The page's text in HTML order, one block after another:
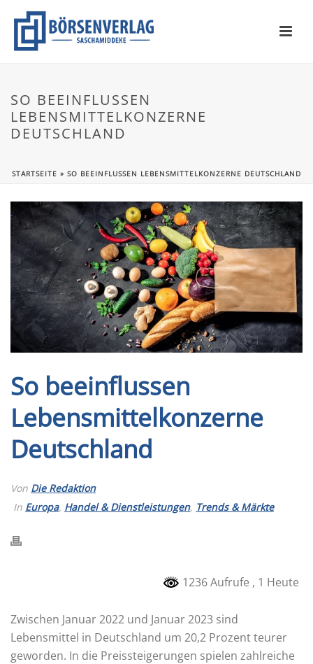
SO BEEINFLUSSEN
LEBENSMITTELKONZERNE
DEUTSCHLAND
STARTSEITE » SO BEEINFLUSSEN LEBENSMITTELKONZERNE DEUTSCHLAND
So beeinflussen
Lebensmittelkonzerne
Deutschland
Von Die Redaktion
In Europa, Handel & Dienstleistungen, Trends & Märkte
1236 Aufrufe , 1 Heute
Zwischen Januar 2022 und Januar 2023 sind
Lebensmittel in Deutschland um 20,2 Prozent teurer
geworden. In die Preissteigerungen spielen zahlreiche